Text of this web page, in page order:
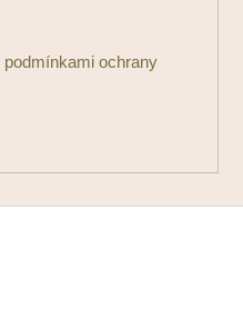
podmínkami ochrany